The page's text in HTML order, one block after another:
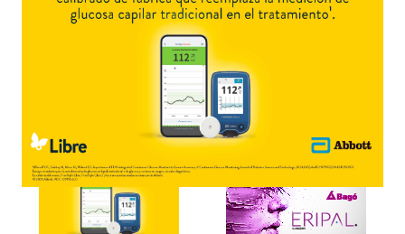
Explorar más
Otros productos condinoprostona
Otros productos deFerring